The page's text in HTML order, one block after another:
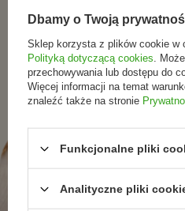
Zapisz się do newslettera i
promocjach, nowościach
naturalnej pielęgnacjii
Dbamy o Twoją
Sklep korzysta z plików cookie w
Polityką dotyczącą cookies .
przechowywania lub dostępu do
Więcej informacji na temat
znaleźć także na stronie
Funkcjonalne pliki
Analityczne pliki